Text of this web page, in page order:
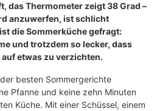
das Thermometer zeigt 38 Grad –
anzuwerfen, ist schlicht
die Sommerküche gefragt:
und trotzdem so lecker, dass
etwas zu verzichten.
besten Sommergerichte
Pfanne und keine zehn Minuten
Küche. Mit einer Schüssel, einem